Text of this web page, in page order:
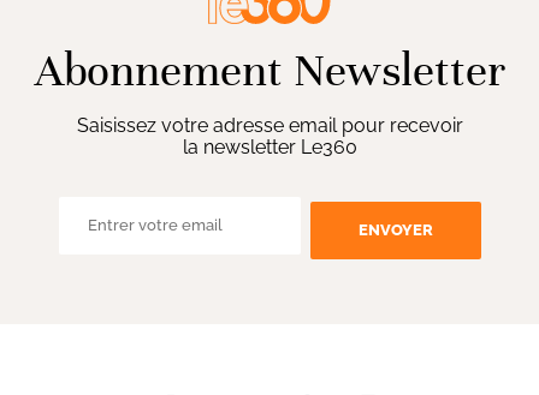
Abonnement Newsletter
Saisissez votre adresse email pour recevoir
la newsletter Le360
ENVOYER